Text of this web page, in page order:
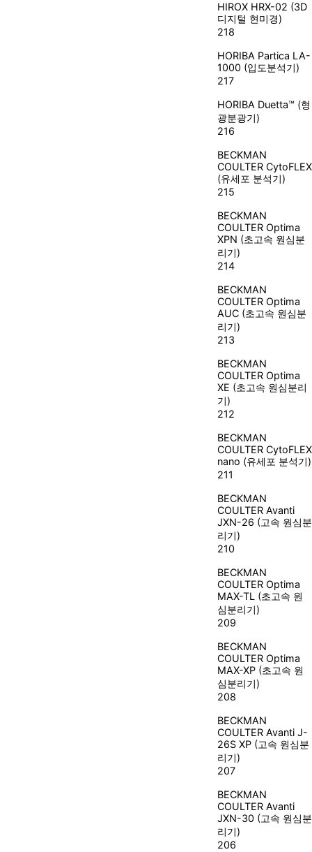
HIROX HRX-02 (3D
디지털 현미경)
218
HORIBA Partica LA-
1000 (입도분석기)
217
HORIBA Duetta™ (형
광분광기)
216
BECKMAN
COULTER CytoFLEX
(유세포 분석기)
215
BECKMAN
COULTER Optima
XPN (초고속 원심분
리기)
214
BECKMAN
COULTER Optima
AUC (초고속 원심분
리기)
213
BECKMAN
COULTER Optima
XE (초고속 원심분리
기)
212
BECKMAN
COULTER CytoFLEX
nano (유세포 분석기)
211
BECKMAN
COULTER Avanti
JXN-26 (고속 원심분
리기)
210
BECKMAN
COULTER Optima
MAX-TL (초고속 원
심분리기)
209
BECKMAN
COULTER Optima
MAX-XP (초고속 원
심분리기)
208
BECKMAN
COULTER Avanti J-
26S XP (고속 원심분
리기)
207
BECKMAN
COULTER Avanti
JXN-30 (고속 원심분
리기)
206